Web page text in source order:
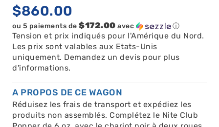
$860.00
ou 5 paiements de $172.00 avec ⓘ
Tension et prix indiqués pour l'Amérique du Nord.
Les prix sont valables aux Etats-Unis
uniquement. Demandez un devis pour plus
d'informations.
A PROPOS DE CE WAGON
Réduisez les frais de transport et expédiez les
produits non assemblés. Complétez le Nite Club